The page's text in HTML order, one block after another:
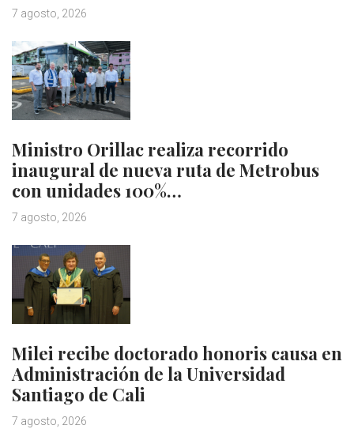
7 agosto, 2026
Ministro Orillac realiza recorrido
inaugural de nueva ruta de Metrobus
con unidades 100%…
7 agosto, 2026
Milei recibe doctorado honoris causa en
Administración de la Universidad
Santiago de Cali
7 agosto, 2026